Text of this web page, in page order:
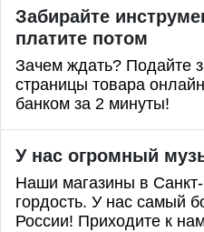
Забирайте
платите потом
Зачем ждать? Подайте
страницы товара
банком за 2 минуты!
У нас огромный
Наши магазины в
гордость. У нас самый
России! Приходите к